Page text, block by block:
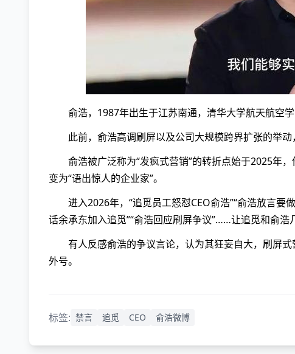
俞浩，1987年出生于江苏南通，清华大学航天航空
此前，俞浩高调刷屏以及公司大规模跨界扩张的举动
俞浩被广泛称为“发疯式营销”的转折点始于2025年
变为“语出惊人的企业家”。
进入2026年，“追觅员工怒怼CEO俞浩”“俞浩放言要
话余承东加入追觅”“俞浩回应刷屏争议”……让追觅和俞浩
有人反感俞浩的争议言论，认为其狂妄自大，刷屏
外号。
标签: 禁言 追觅 CEO 俞浩微博